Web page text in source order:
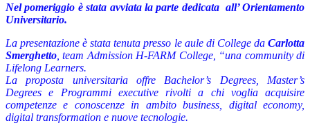
Nel pomeriggio è stata avviata la parte dedicata all’ Orientamento
Universitario.
La presentazione è stata tenuta presso le aule di College da Carlotta
Smerghetto , team Admission H-FARM College, “una community di
Lifelong Learners.
La proposta universitaria offre Bachelor’s Degrees, Master’s
Degrees e Programmi executive rivolti a chi voglia acquisire
competenze e conoscenze in ambito business, digital economy,
digital transformation e nuove tecnologie.